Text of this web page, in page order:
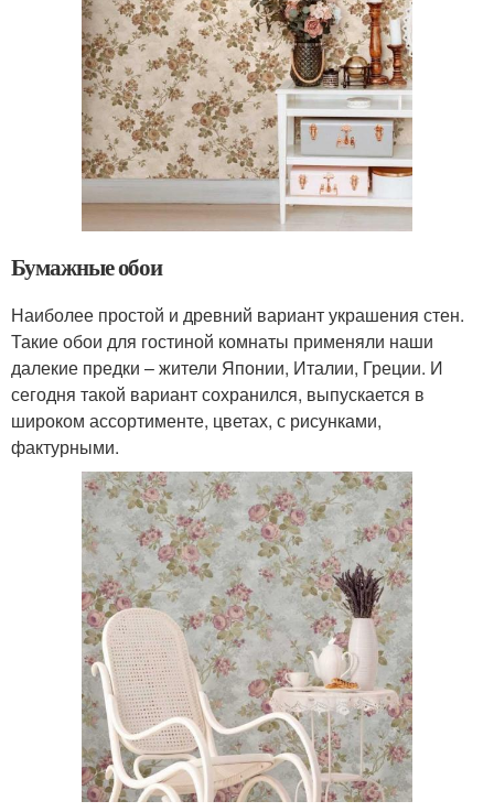
Бумажные обои
Наиболее простой и древний вариант украшения стен.
Такие обои для гостиной комнаты применяли наши
далекие предки – жители Японии, Италии, Греции. И
сегодня такой вариант сохранился, выпускается в
широком ассортименте, цветах, с рисунками,
фактурными.